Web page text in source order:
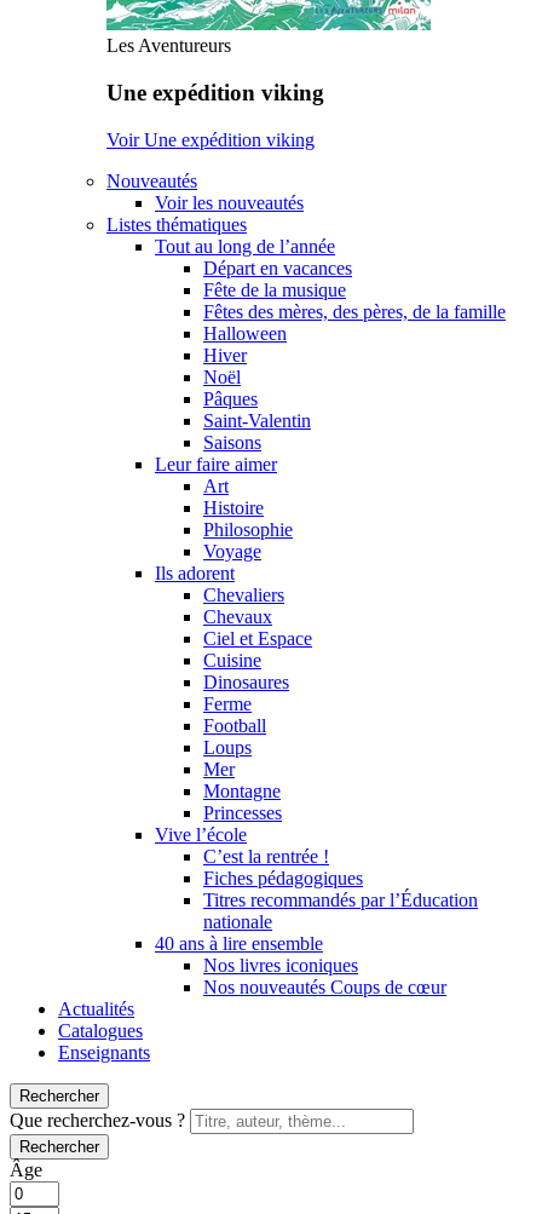
Les Aventureurs
Une expédition viking
Voir Une expédition viking
Nouveautés
Voir les nouveautés
Listes thématiques
Tout au long de l’année
Départ en vacances
Fête de la musique
Fêtes des mères, des pères, de la famille
Halloween
Hiver
Noël
Pâques
Saint-Valentin
Saisons
Leur faire aimer
Art
Histoire
Philosophie
Voyage
Ils adorent
Chevaliers
Chevaux
Ciel et Espace
Cuisine
Dinosaures
Ferme
Football
Loups
Mer
Montagne
Princesses
Vive l’école
C’est la rentrée !
Fiches pédagogiques
Titres recommandés par l’Éducation
nationale
40 ans à lire ensemble
Nos livres iconiques
Nos nouveautés Coups de cœur
Actualités
Catalogues
Enseignants
Rechercher
Que recherchez-vous ?
Rechercher
Âge